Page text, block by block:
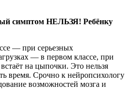
симптом НЕЛЬЗЯ! Ребёнку
— при серьезных
— в первом классе, при
на цыпочки. Это нельзя
время. Срочно к нейропсихологу
возможностей мозга и